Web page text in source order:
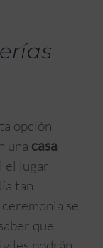
opción
una casa
el lugar
tan
se
que